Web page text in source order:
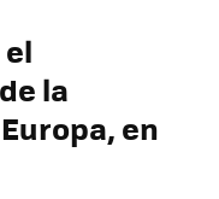
la
en